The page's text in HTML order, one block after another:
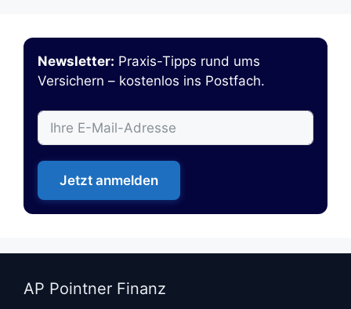
Newsletter: Praxis-Tipps rund ums
Versichern – kostenlos ins Postfach.
Jetzt anmelden
AP Pointner Finanz